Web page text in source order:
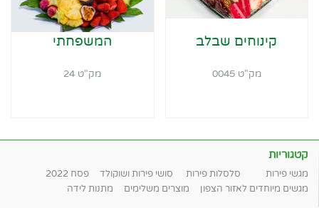
קינוחים שבלב
מק"ט 0045
המשפחתי
מק"ט 24
קטגוריות
מגשי פירות סלסלות פירות סושי פירות ושוקולד
פסח 2022
מגשים מיוחדים לאזור הצפון
מוצרים משלימים מתנות לידה